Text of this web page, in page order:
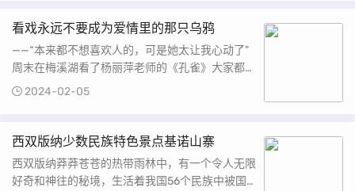
看戏永远不要成为爱情里的那只乌鸦
——“本来都不想喜欢人的，可是她太让我心动了”
周末在梅溪湖看了杨丽萍老师的《孔雀》大家都在
悲伤男孔雀之死但我却被乌鸦共情了乌鸦刚出场
2024-02-05
西双版纳少数民族特色景点基诺山寨
西双版纳莽莽苍苍的热带雨林中，有一个令人无限
好奇和神往的秘境，生活着我国56个民族中被国